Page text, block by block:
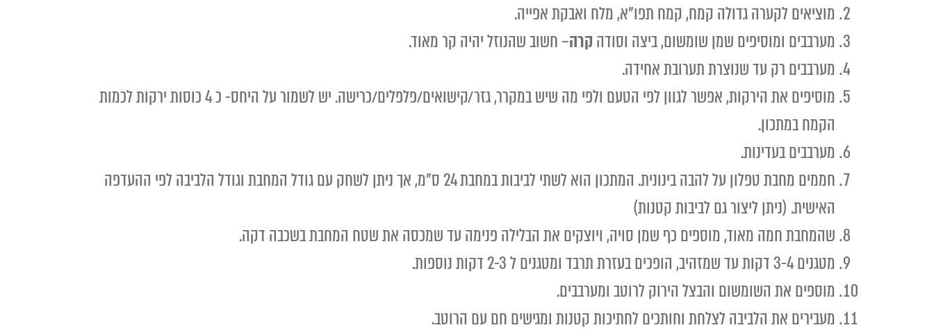
מוציאים לקערה גדולה קמח, קמח תפו"א, מלח ואבקת אפייה.
מערבבים ומוסיפים שמן שומשום, ביצה וסודהקרה– חשוב שהנוזל יהיה קר מאוד.
מערבבים רק עד שנוצרת תערובת אחידה.
מוסיפים את הירקות, אפשר לגוון לפי הטעם ולפי מה שיש במקרר, גזר/קישואים/פלפלים/כרישה. יש לשמור על היחס- כ 4 כוסות ירקות לכמות
הקמח במתכון.
מערבבים בעדינות.
חממים מחבת טפלון על להבה בינונית. המתכון הוא לשתי לביבות במחבת 24 ס"מ, אך ניתן לשחק עם גודל המחבת וגודל הלביבה לפי ההעדפה
האישית. (ניתן ליצור גם לביבות קטנות)
שהמחבת חמה מאוד, מוספים כף שמן סויה, ויוצקים את הבלילה פנימה עד שמכסה את שטח המחבת בשכבה דקה.
מטגנים 3-4 דקות עד שמזהיב, הופכים בעזרת תרבד ומטגנים ל 2-3 דקות נוספות.
מוספים את השומשום והבצל הירוק לרוטב ומערבבים.
מעבירים את הלביבה לצלחת וחותכים לחתיכות קטנות ומגישים חם עם הרוטב.